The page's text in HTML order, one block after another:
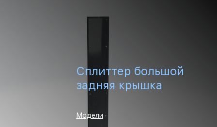
Сплиттер большой
задняя крышка
Модели